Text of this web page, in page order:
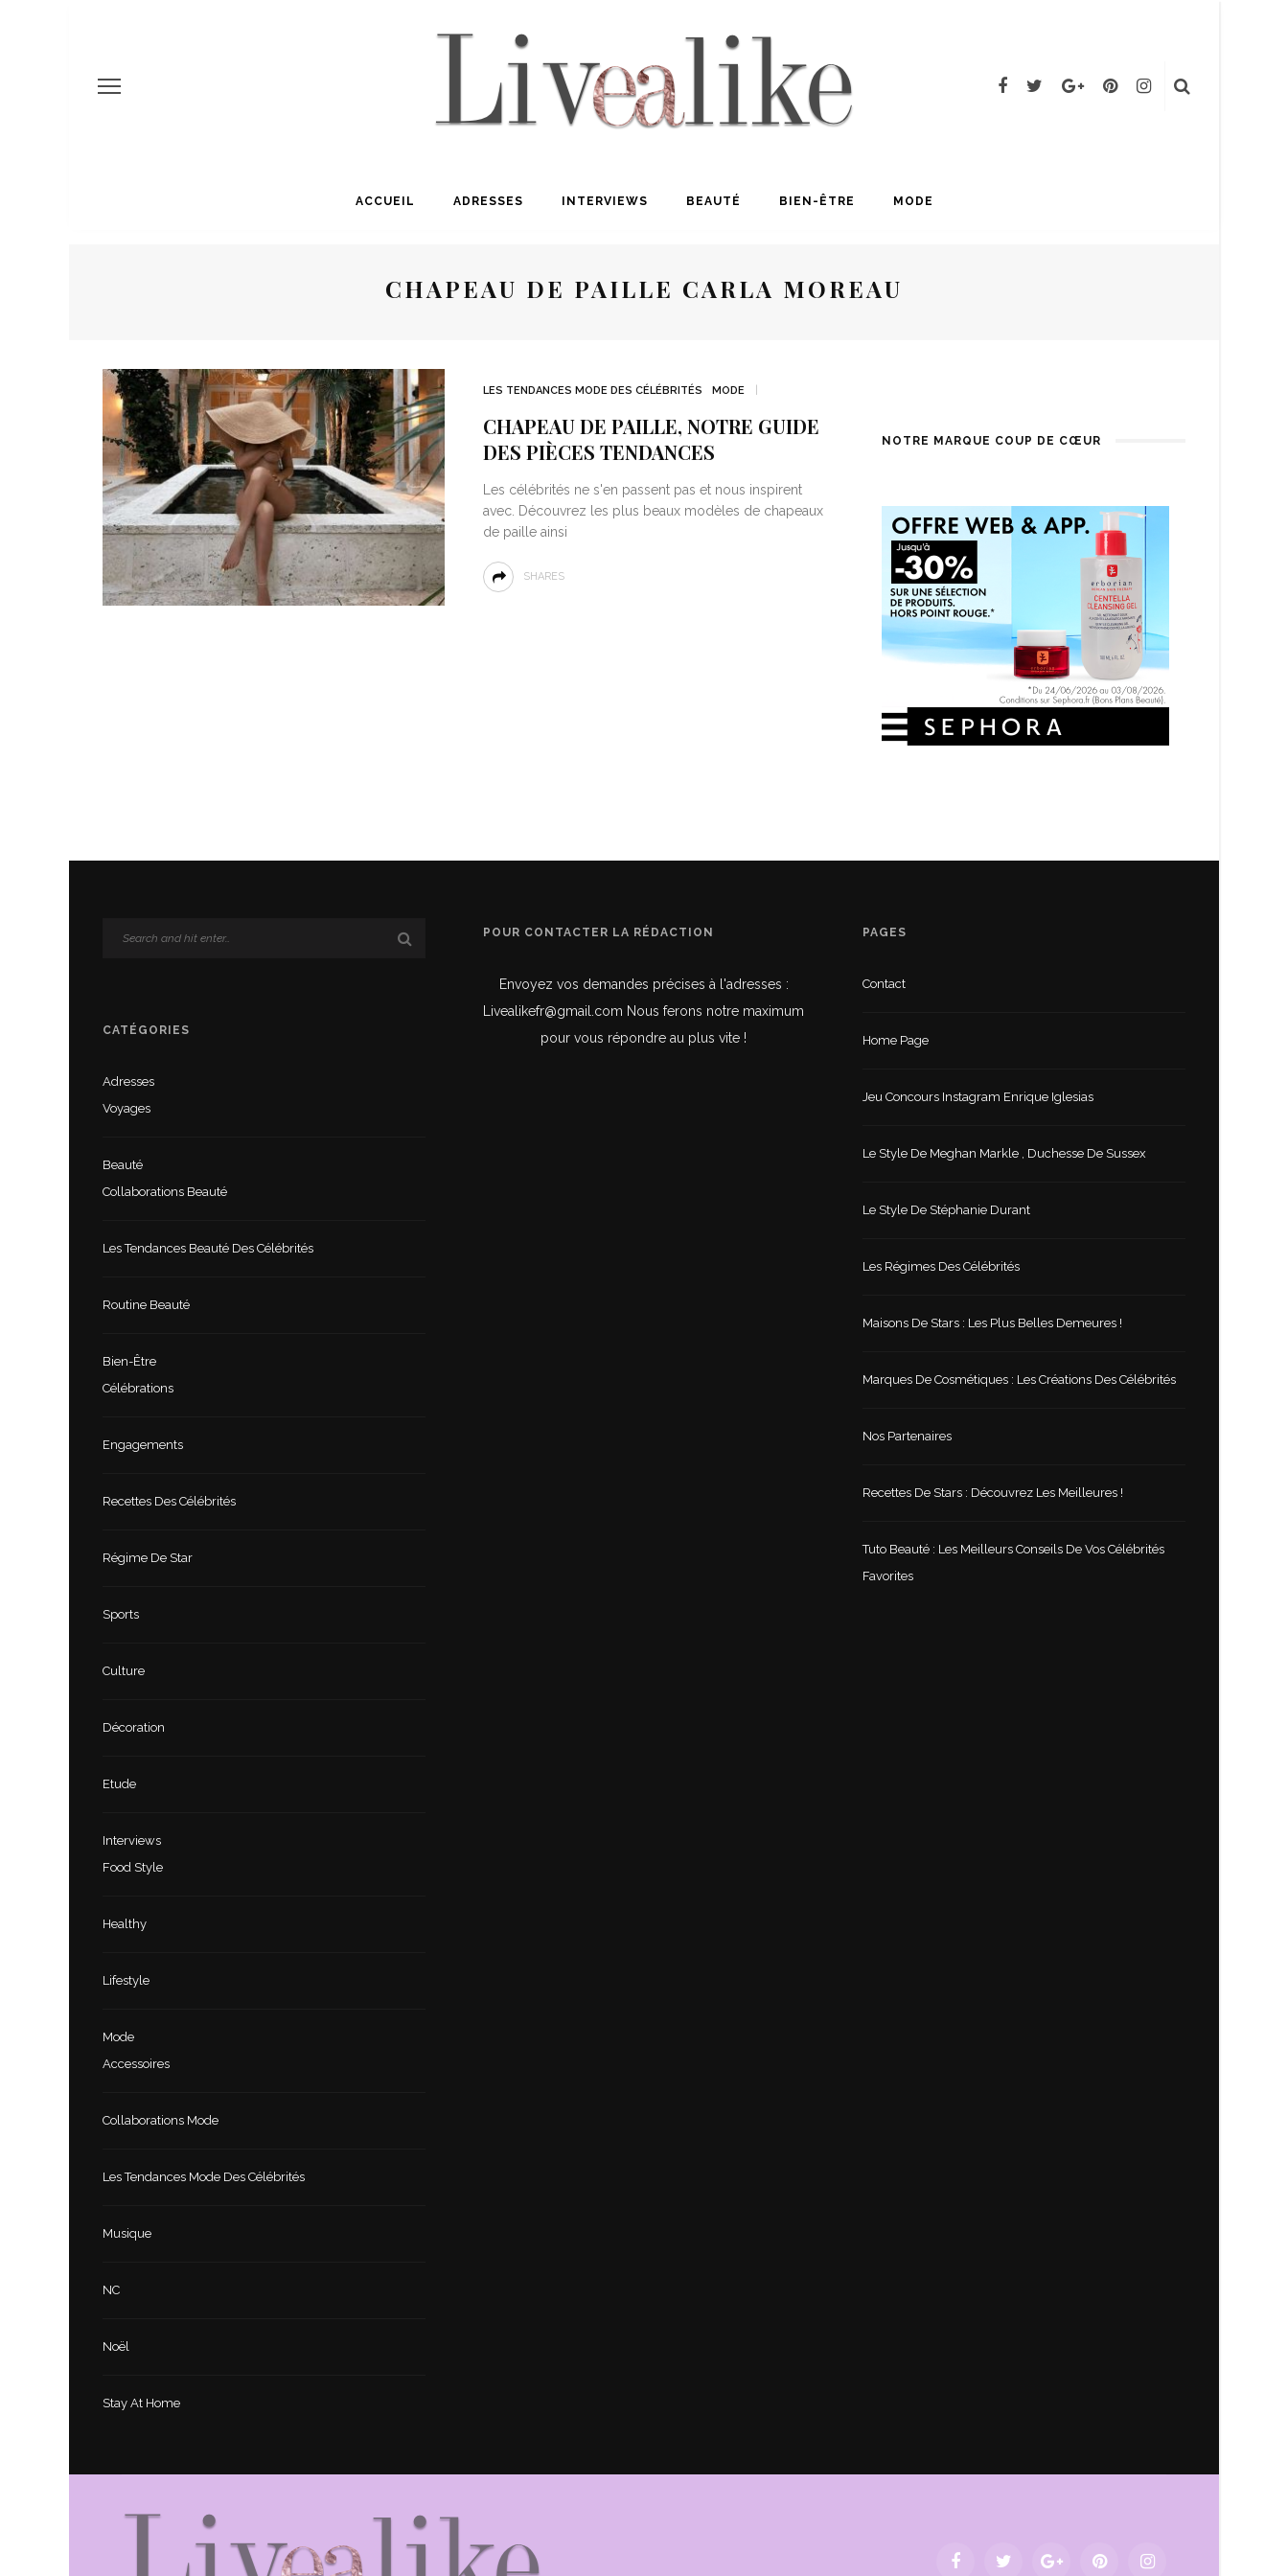
ACCUEIL ADRESSES INTERVIEWS BEAUTÉ BIEN-ÊTRE MODE
CHAPEAU DE PAILLE CARLA MOREAU
LES TENDANCES MODE DES CÉLÉBRITÉS MODE
CHAPEAU DE PAILLE, NOTRE GUIDE
DES PIÈCES TENDANCES
Les célébrités ne s'en passent pas et nous inspirent
avec. Découvrez les plus beaux modèles de chapeaux
de paille ainsi
SHARES
NOTRE MARQUE COUP DE CŒUR
CATÉGORIES
Adresses
Voyages
Beauté
Collaborations Beauté
Les Tendances Beauté Des Célébrités
Routine Beauté
Bien-Être
Célébrations
Engagements
Recettes Des Célébrités
Régime De Star
Sports
Culture
Décoration
Etude
Interviews
Food Style
Healthy
Lifestyle
Mode
Accessoires
Collaborations Mode
Les Tendances Mode Des Célébrités
Musique
NC
Noël
Stay At Home
POUR CONTACTER LA RÉDACTION
Envoyez vos demandes précises à l'adresses :
Livealikefr@gmail.com Nous ferons notre maximum
pour vous répondre au plus vite !
PAGES
Contact
Home Page
Jeu Concours Instagram Enrique Iglesias
Le Style De Meghan Markle , Duchesse De Sussex
Le Style De Stéphanie Durant
Les Régimes Des Célébrités
Maisons De Stars : Les Plus Belles Demeures !
Marques De Cosmétiques : Les Créations Des Célébrités
Nos Partenaires
Recettes De Stars : Découvrez Les Meilleures !
Tuto Beauté : Les Meilleurs Conseils De Vos Célébrités
Favorites